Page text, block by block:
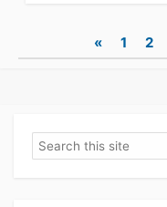
pagination
« 1 2
Search